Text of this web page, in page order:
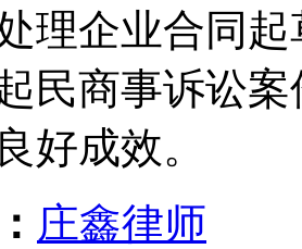
理企业合同
民商事诉讼
好成效。
庄鑫律师